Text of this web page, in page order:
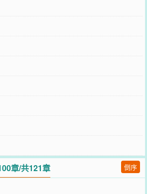
他不过离家三日，她便有了新的目标？阅
后爱，甜文，男女主不完美人设，年龄差8
接回了流落在外的二姑娘。回府后不久，陛
。外人都道二姑娘婀娜多姿，仪态优雅，不
郎才女貌，很是般配。殊不知三皇子病入膏
，萧书沅此次接回府中，是替长姐出嫁。果
子的第十日，三皇子便逝世，她成了寡妇。
，却受尽冷眼，宫中对她皆是指指点点，暗
一年秋，守寡的三皇妃与人苟合，有了身
逼问，奸夫到底是谁？萧书沅一言不发，只
送来毒酒，了结她与孩子。萧书音端着一壶
屏风后，男人身形颀长挺拔，扯着金丝绣的
萧书音脸色骤变当即跪在地上。“陛、陛
润优雅，实则内里狠厉残忍。内心阴暗无人
守寡的嫂嫂困在怀里。逗弄她的指尖，一字
怎的不等我？嫂嫂莫不是怕我？”
还不错的话请不要忘记向您QQ群和微博微信
章/共121章 倒序